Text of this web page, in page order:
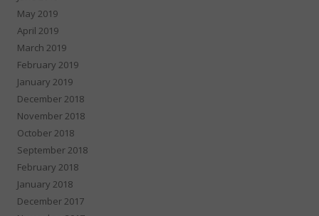
May 2019
April 2019
March 2019
February 2019
January 2019
December 2018
November 2018
October 2018
September 2018
February 2018
January 2018
December 2017